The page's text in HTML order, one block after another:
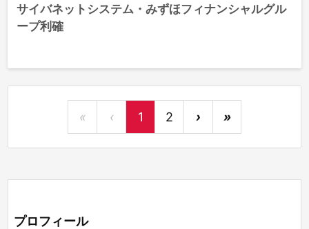
サイバネットシステム・みずほフィナンシャルグル
ープ利確
« ‹ 1 2 › »
プロフィール